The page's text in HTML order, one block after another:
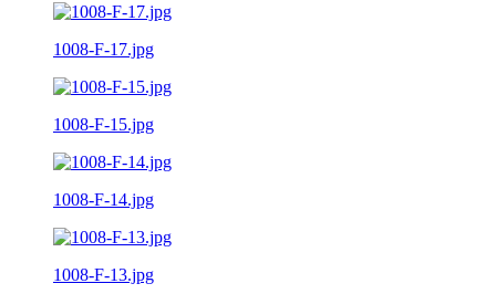
1008-F-17.jpg
1008-F-15.jpg
1008-F-14.jpg
1008-F-13.jpg